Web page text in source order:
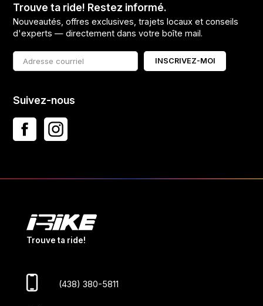
Trouve ta ride! Restez informé.
Nouveautés, offres exclusives, trajets locaux et conseils
d'experts — directement dans votre boîte mail.
INSCRIVEZ-MOI
Suivez-nous
Trouve ta ride!
(438) 380-5811